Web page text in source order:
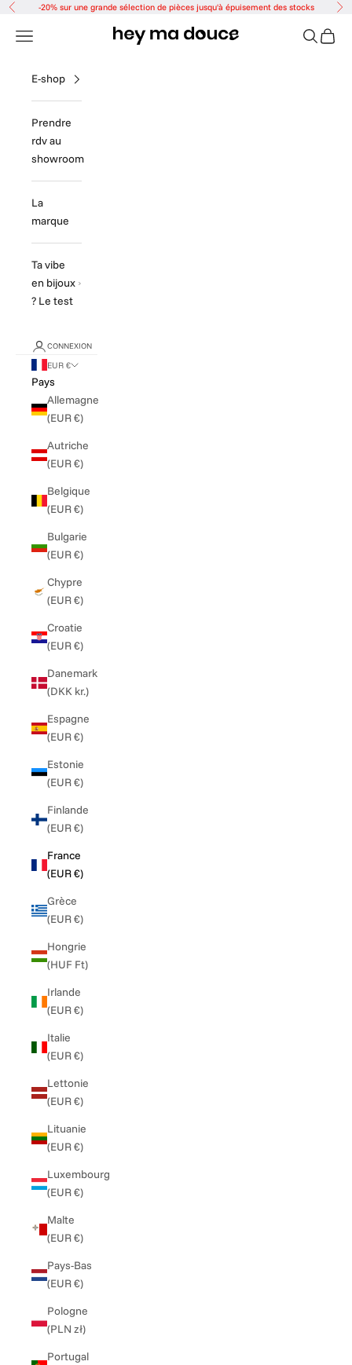
Passer au contenu
Précédent-20% sur une grande sélection de pièces jusqu'à épuisement des stocks
Hey ma douce
Menu Panier
E-shop
Prendre
rdv au
showroom
La
marque
Ta vibe
en bijoux
? Le test
CONNEXION
EUR €
Pays
Allemagne
(EUR €)
Autriche
(EUR €)
Belgique
(EUR €)
Bulgarie
(EUR €)
Chypre
(EUR €)
Croatie
(EUR €)
Danemark
(DKK kr.)
Espagne
(EUR €)
Estonie
(EUR €)
Finlande
(EUR €)
France
(EUR €)
Grèce
(EUR €)
Hongrie
(HUF Ft)
Irlande
(EUR €)
Italie
(EUR €)
Lettonie
(EUR €)
Lituanie
(EUR €)
Luxembourg
(EUR €)
Malte
(EUR €)
Pays-Bas
(EUR €)
Pologne
(PLN zł)
Portugal